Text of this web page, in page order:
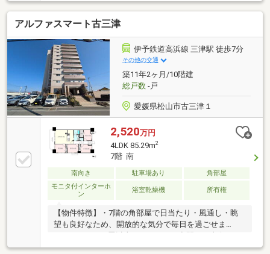
アルファスマート古三津
伊予鉄道高浜線 三津駅 徒歩7分
その他の交通
築11年2ヶ月/10階建
総戸数-戸
愛媛県松山市古三津１
2,520万円
4LDK 85.29m2
7階 南
南向き 駐車場あり
角部屋
モニタ付インターホ
ン
浴室乾燥機 所有権
【物件特徴】・7階の角部屋で日当たり・風通し・眺
望も良好なため、開放的な気分で毎日を過ごせま
す。・LDKは15畳以上のゆとりある空間で、南向きの
窓から差し込む光が室内を明るく彩ります。・WICな